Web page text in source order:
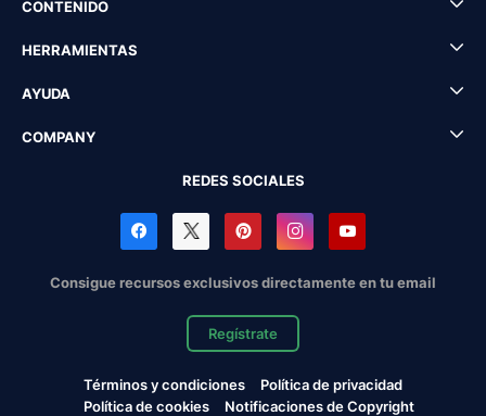
CONTENIDO
HERRAMIENTAS
AYUDA
COMPANY
REDES SOCIALES
Consigue recursos exclusivos directamente en tu email
Regístrate
Términos y condiciones
Política de privacidad
Política de cookies
Notificaciones de Copyright